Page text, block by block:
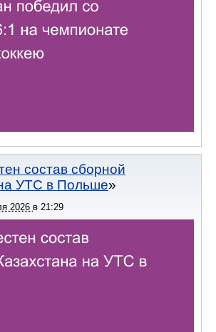
состав сборной
УТС в Польше
2026 в 21:29